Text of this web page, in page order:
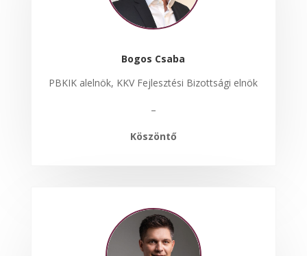
Bogos Csaba
PBKIK alelnök, KKV Fejlesztési Bizottsági elnök
–
Köszöntő